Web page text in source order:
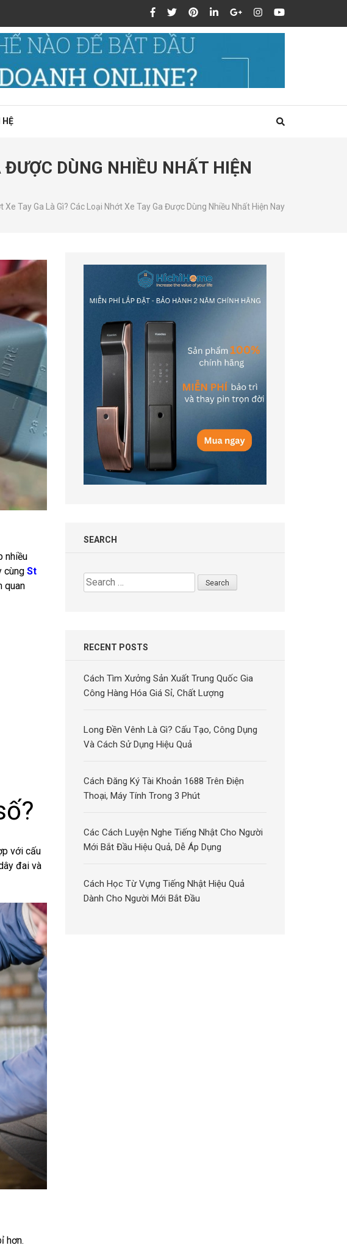
HỆ
DÙNG NHIỀU NHẤT HIỆN
Xe Tay Ga Là Gì? Các Loại Nhớt Xe Tay Ga Được Dùng Nhiều Nhất Hiện Nay
nhiều
cùng St
quan
với cấu
đai và
hơn.
SEARCH
Search
for:
RECENT POSTS
Cách Tìm Xưởng Sản Xuất Trung Quốc Gia
Công Hàng Hóa Giá Sỉ, Chất Lượng
Long Đền Vênh Là Gì? Cấu Tạo, Công Dụng
Và Cách Sử Dụng Hiệu Quả
Cách Đăng Ký Tài Khoản 1688 Trên Điện
Thoại, Máy Tính Trong 3 Phút
Các Cách Luyện Nghe Tiếng Nhật Cho Người
Mới Bắt Đầu Hiệu Quả, Dễ Áp Dụng
Cách Học Từ Vựng Tiếng Nhật Hiệu Quả
Dành Cho Người Mới Bắt Đầu